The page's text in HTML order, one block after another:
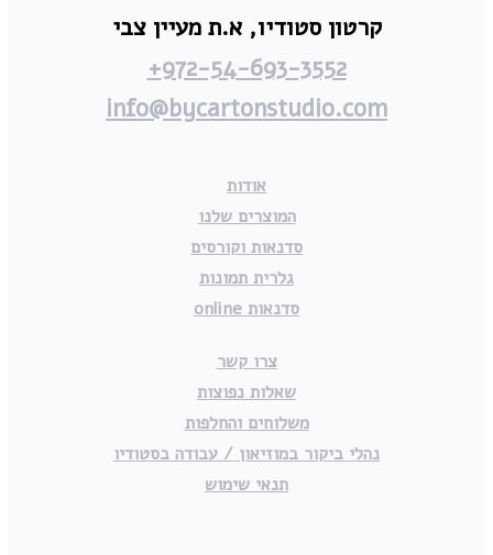
קרטון סטודיו,א.ת מעיין צבי
972-54-693-3552+
info@bycartonstudio.com
אודות
המוצרים שלנו
סדנאות וקורסים
גלרית תמונות
סדנאות online
צרו קשר
שאלות נפוצות
משלוחים והחלפות
נהלי ביקור במוזיאון / עבודה בסטודיו
תנאי שימוש